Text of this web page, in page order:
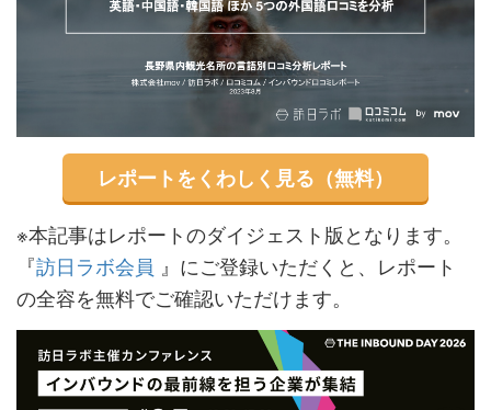
レポートをくわしく見る（無料）
※本記事はレポートのダイジェスト版となります。
『訪日ラボ会員 』にご登録いただくと、レポート
の全容を無料でご確認いただけます。